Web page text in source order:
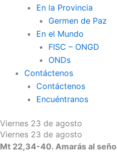
En la Provincia
Germen de Paz
En el Mundo
FISC – ONGD
ONDs
Contáctenos
Contáctenos
Encuéntranos
Viernes 23 de agosto
Viernes 23 de agosto
Mt 22,34-40. Amarás al